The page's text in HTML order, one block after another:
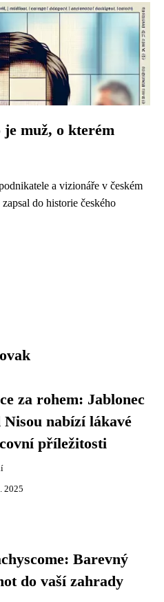
muž, o kterém
a vizionáře v českém
do historie českého
za rohem: Jablonec
Nisou nabízí lákavé
příležitosti
2025
Barevný
do vaší zahrady